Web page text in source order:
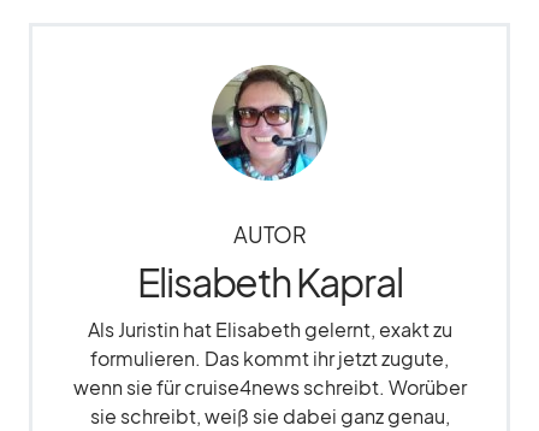
AUTOR
Elisabeth Kapral
Als Juristin hat Elisabeth gelernt, exakt zu
formulieren. Das kommt ihr jetzt zugute,
wenn sie für cruise4news schreibt. Worüber
sie schreibt, weiß sie dabei ganz genau,